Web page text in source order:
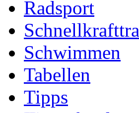
Radsport
Schwimmen
Tabellen
Tipps